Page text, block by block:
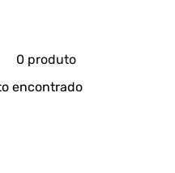
0 produto
encontrado